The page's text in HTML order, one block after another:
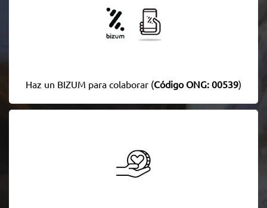
Haz un BIZUM para colaborar (Código ONG: 00539)